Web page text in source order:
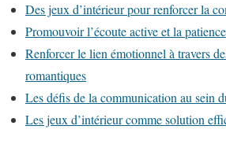
Des jeux d’intérieur pour renforcer la
Promouvoir l’écoute active et la
Renforcer le lien émotionnel à travers
romantiques
Les défis de la communication au sein
Les jeux d’intérieur comme solution